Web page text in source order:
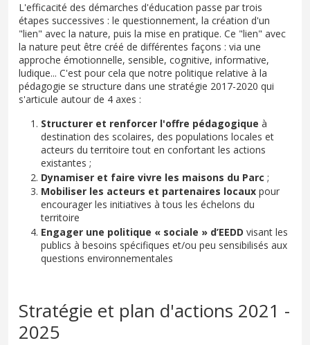
L'efficacité des démarches d'éducation passe par trois
étapes successives : le questionnement, la création d'un
"lien" avec la nature, puis la mise en pratique. Ce "lien" avec
la nature peut être créé de différentes façons : via une
approche émotionnelle, sensible, cognitive, informative,
ludique... C'est pour cela que notre politique relative à la
pédagogie se structure dans une stratégie 2017-2020 qui
s'articule autour de 4 axes :
Structurer et renforcer l'offre pédagogique à
destination des scolaires, des populations locales et
acteurs du territoire tout en confortant les actions
existantes ;
Dynamiser et faire vivre les maisons du Parc ;
Mobiliser les acteurs et partenaires locaux pour
encourager les initiatives à tous les échelons du
territoire
Engager une politique « sociale » d’EEDD visant les
publics à besoins spécifiques et/ou peu sensibilisés aux
questions environnementales
Stratégie et plan d'actions 2021 -
2025